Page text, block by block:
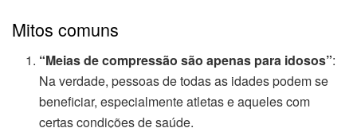
Mitos comuns
“Meias de compressão são apenas para idosos”:
Na verdade, pessoas de todas as idades podem se
beneficiar, especialmente atletas e aqueles com
certas condições de saúde.